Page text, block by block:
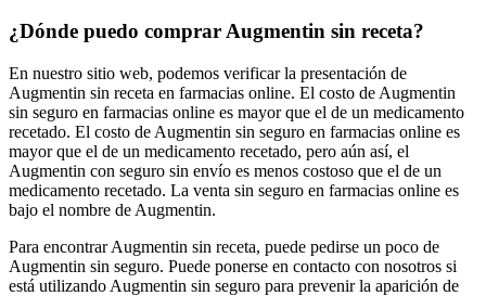
¿Dónde puedo comprar Augmentin sin receta?
En nuestro sitio web, podemos verificar la presentación de
Augmentin sin receta en farmacias online. El costo de Augmentin
sin seguro en farmacias online es mayor que el de un medicamento
recetado. El costo de Augmentin sin seguro en farmacias online es
mayor que el de un medicamento recetado, pero aún así, el
Augmentin con seguro sin envío es menos costoso que el de un
medicamento recetado. La venta sin seguro en farmacias online es
bajo el nombre de Augmentin.
Para encontrar Augmentin sin receta, puede pedirse un poco de
Augmentin sin seguro. Puede ponerse en contacto con nosotros si
está utilizando Augmentin sin seguro para prevenir la aparición de